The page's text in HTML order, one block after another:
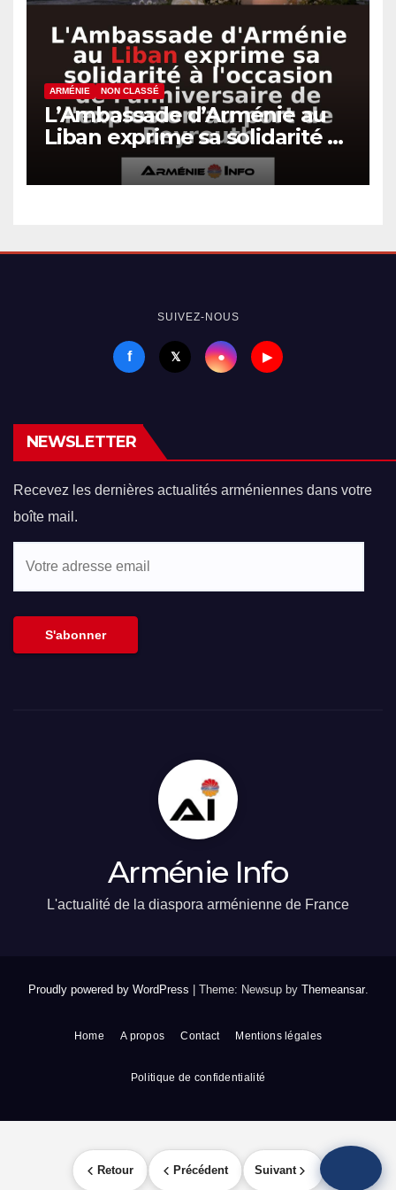
ARMÉNIE NON CLASSÉ
L’Ambassade d’Arménie au
Liban exprime sa solidarité à
l’occasion de l’anniversaire
de l’explosion au port de
SUIVEZ-NOUS
f 𝕏 ● ▶
NEWSLETTER
Recevez les dernières actualités arméniennes dans votre
boîte mail.
S'abonner
Arménie Info
L'actualité de la diaspora arménienne de France
Proudly powered by WordPress | Theme: Newsup by Themeansar.
Home A propos Contact Mentions légales
Politique de confidentialité
Retour Précédent Suivant